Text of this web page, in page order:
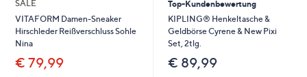
SALE
VITAFORM Damen-Sneaker
Hirschleder Reißverschluss Sohle
Nina
€ 79,99
Top-Kundenbewertung
KIPLING® Henkeltasche &
Geldbörse Cyrene & New Pixi
Set, 2tlg.
€ 89,99